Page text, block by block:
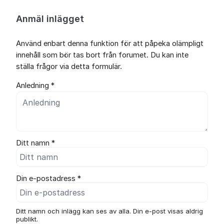
Anmäl inlägget
Använd enbart denna funktion för att påpeka olämpligt
innehåll som bör tas bort från forumet. Du kan inte
ställa frågor via detta formulär.
Anledning *
Ditt namn *
Din e-postadress *
Ditt namn och inlägg kan ses av alla. Din e-post visas aldrig
publikt.